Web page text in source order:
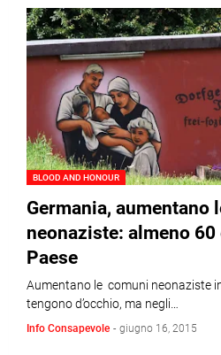
BLOOD AND HONOUR
Germania, aumentano
neonaziste: almeno
Paese
Aumentano le comuni neonaziste
tengono d’occhio, ma negli…
Info Consapevole - giugno 16, 2015